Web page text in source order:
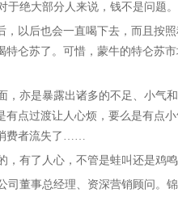
绝大部分人来说，钱不是问题。
，以后也会一直喝下去，而且按
特仑苏了。可惜，蒙牛的特仑苏
亦是暴露出诸多的不足、小气
有点过渡让人心烦，要么是有点
费者流失了……
有了人心，不管是蛙叫还是鸡
董事总经理、资深营销顾问。